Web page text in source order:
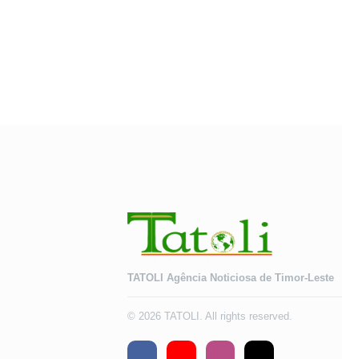
TATOLI Agência Noticiosa de Timor-Leste
© 2026 TATOLI. All rights reserved.